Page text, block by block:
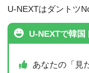
U-NEXTはダントツ
U-NEXTで韓国
あなたの「見